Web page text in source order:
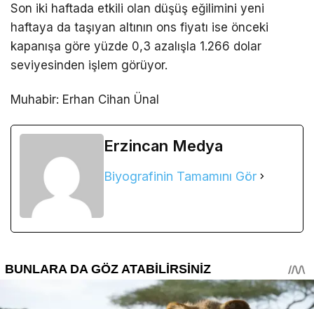
Son iki haftada etkili olan düşüş eğilimini yeni
haftaya da taşıyan altının ons fiyatı ise önceki
kapanışa göre yüzde 0,3 azalışla 1.266 dolar
seviyesinden işlem görüyor.
Muhabir: Erhan Cihan Ünal
Erzincan Medya
Biyografinin Tamamını Gör